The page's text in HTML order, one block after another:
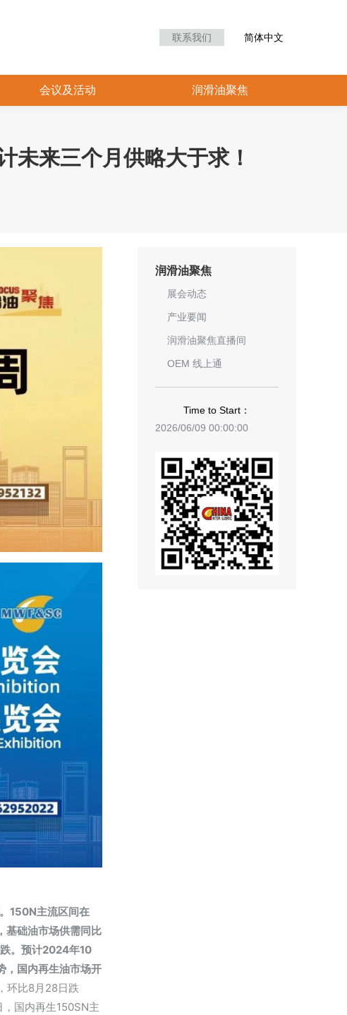
联系我们 简体中文
会议及活动 润滑油聚焦
未来三个月供略大于求！
150N主流区间在
础油市场供需同比
。预计2024年10
，国内再生油市场开
环比8月28日跌
国内再生150SN主
润滑油聚焦
展会动态
产业要闻
润滑油聚焦直播间
OEM 线上通
Time to Start：
2026/06/09 00:00:00